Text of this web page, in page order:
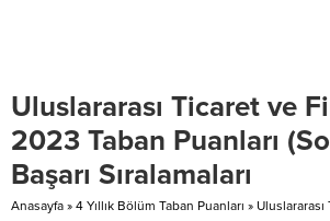
Uluslararası Ticaret ve
2023 Taban Puanları
Başarı Sıralamaları
Anasayfa » 4 Yıllık Bölüm Taban Puanları »